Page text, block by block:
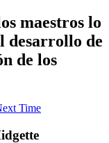
maestros lo
desarrollo de
de los
Time